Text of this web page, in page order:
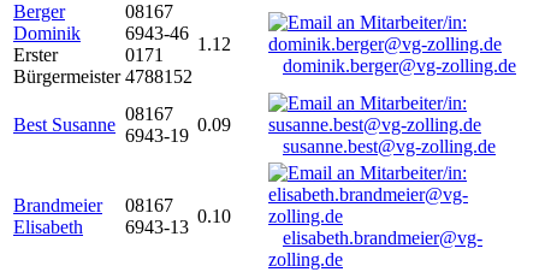
Berger
Dominik
Erster
Bürgermeister
08167
6943-46
0171
4788152
1.12
dominik.berger@vg-zolling.de
Best Susanne
08167
6943-19
0.09
susanne.best@vg-zolling.de
Brandmeier
Elisabeth
08167
6943-13
0.10
elisabeth.brandmeier@vg-
zolling.de